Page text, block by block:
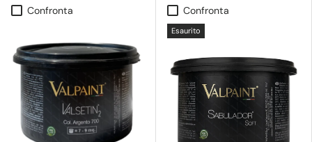
Confronta Confronta
Esaurito